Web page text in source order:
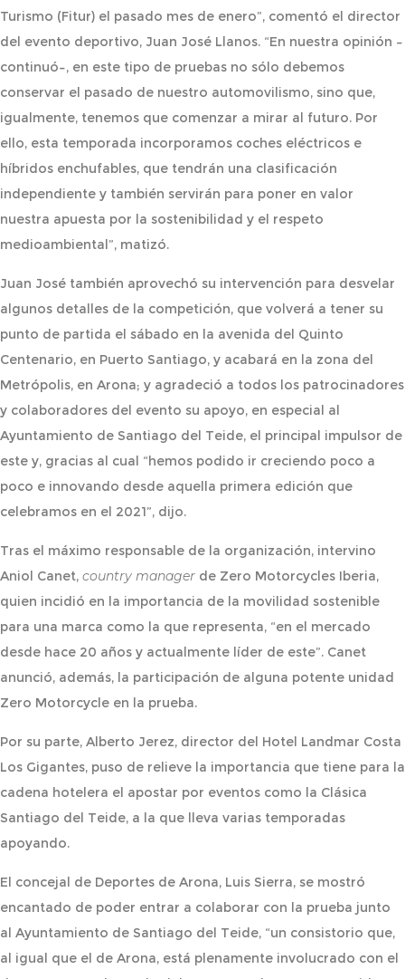
Turismo (Fitur) el pasado mes de enero”, comentó el director
del evento deportivo, Juan José Llanos. “En nuestra opinión –
continuó–, en este tipo de pruebas no sólo debemos
conservar el pasado de nuestro automovilismo, sino que,
igualmente, tenemos que comenzar a mirar al futuro. Por
ello, esta temporada incorporamos coches eléctricos e
híbridos enchufables, que tendrán una clasificación
independiente y también servirán para poner en valor
nuestra apuesta por la sostenibilidad y el respeto
medioambiental”, matizó.
Juan José también aprovechó su intervención para desvelar
algunos detalles de la competición, que volverá a tener su
punto de partida el sábado en la avenida del Quinto
Centenario, en Puerto Santiago, y acabará en la zona del
Metrópolis, en Arona; y agradeció a todos los patrocinadores
y colaboradores del evento su apoyo, en especial al
Ayuntamiento de Santiago del Teide, el principal impulsor de
este y, gracias al cual “hemos podido ir creciendo poco a
poco e innovando desde aquella primera edición que
celebramos en el 2021”, dijo.
Tras el máximo responsable de la organización, intervino
Aniol Canet, country manager de Zero Motorcycles Iberia,
quien incidió en la importancia de la movilidad sostenible
para una marca como la que representa, “en el mercado
desde hace 20 años y actualmente líder de este”. Canet
anunció, además, la participación de alguna potente unidad
Zero Motorcycle en la prueba.
Por su parte, Alberto Jerez, director del Hotel Landmar Costa
Los Gigantes, puso de relieve la importancia que tiene para la
cadena hotelera el apostar por eventos como la Clásica
Santiago del Teide, a la que lleva varias temporadas
apoyando.
El concejal de Deportes de Arona, Luis Sierra, se mostró
encantado de poder entrar a colaborar con la prueba junto
al Ayuntamiento de Santiago del Teide, “un consistorio que,
al igual que el de Arona, está plenamente involucrado con el